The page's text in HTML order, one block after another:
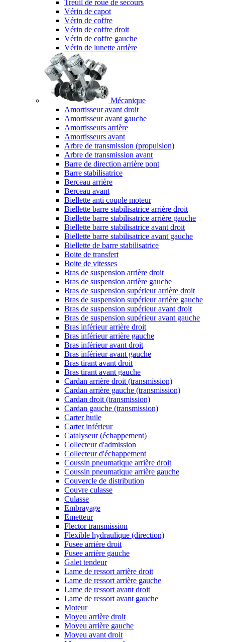
Treuil de roue de secours
Vérin de capot
Vérin de coffre
Vérin de coffre droit
Vérin de coffre gauche
Vérin de lunette arrière
Mécanique
Amortisseur avant droit
Amortisseur avant gauche
Amortisseurs arrière
Amortisseurs avant
Arbre de transmission (propulsion)
Arbre de transmission avant
Barre de direction arrière pont
Barre stabilisatrice
Berceau arrière
Berceau avant
Biellette anti couple moteur
Biellette barre stabilisatrice arrière droit
Biellette barre stabilisatrice arrière gauche
Biellette barre stabilisatrice avant droit
Biellette barre stabilisatrice avant gauche
Biellette de barre stabilisatrice
Boite de transfert
Boite de vitesses
Bras de suspension arrière droit
Bras de suspension arrière gauche
Bras de suspension supérieur arrière droit
Bras de suspension supérieur arrière gauche
Bras de suspension supérieur avant droit
Bras de suspension supérieur avant gauche
Bras inférieur arrière droit
Bras inférieur arrière gauche
Bras inférieur avant droit
Bras inférieur avant gauche
Bras tirant avant droit
Bras tirant avant gauche
Cardan arrière droit (transmission)
Cardan arrière gauche (transmission)
Cardan droit (transmission)
Cardan gauche (transmission)
Carter huile
Carter inférieur
Catalyseur (échappement)
Collecteur d'admission
Collecteur d'échappement
Coussin pneumatique arrière droit
Coussin pneumatique arrière gauche
Couvercle de distribution
Couvre culasse
Culasse
Embrayage
Emetteur
Flector transmission
Flexible hydraulique (direction)
Fusee arrière droit
Fusee arrière gauche
Galet tendeur
Lame de ressort arrière droit
Lame de ressort arrière gauche
Lame de ressort avant droit
Lame de ressort avant gauche
Moteur
Moyeu arrière droit
Moyeu arrière gauche
Moyeu avant droit